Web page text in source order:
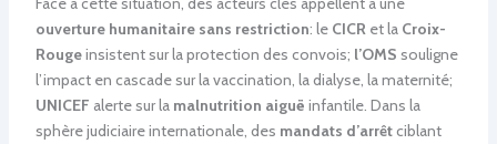
ouverture humanitaire sans restriction: le CICRet la Croix-
Rougeinsistent sur la protection des convois; l’OMS souligne
l’impact en cascade sur la vaccination, la dialyse, la maternité;
UNICEF alerte sur la malnutrition aiguë infantile. Dans la
sphère judiciaire internationale, des mandats d’arrêtciblant